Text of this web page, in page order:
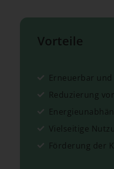
Vorteile
Erneuerbar und
Reduzierung
Vielseitige
Förderung der